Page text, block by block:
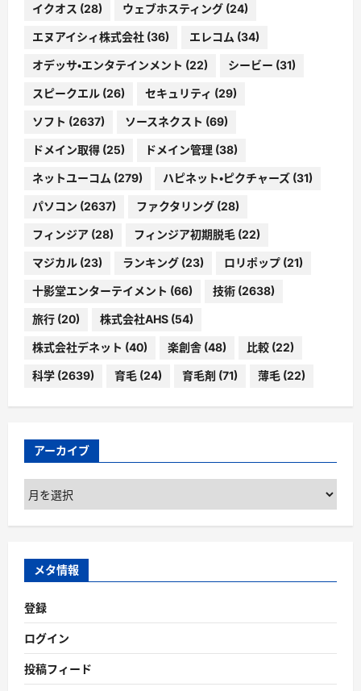
イクオス (28) ウェブホスティング (24)
エヌアイシィ株式会社 (36) エレコム (34)
オデッサ・エンタテインメント (22) シービー (31)
スピークエル (26) セキュリティ (29)
ソフト (2637) ソースネクスト (69)
ドメイン取得 (25) ドメイン管理 (38)
ネットユーコム (279) ハピネット・ピクチャーズ (31)
パソコン (2637) ファクタリング (28)
フィンジア (28) フィンジア初期脱毛 (22)
マジカル (23) ランキング (23) ロリポップ (21)
十影堂エンターテイメント (66) 技術 (2638)
旅行 (20) 株式会社AHS (54)
株式会社デネット (40) 楽創舎 (48) 比較 (22)
科学 (2639) 育毛 (24) 育毛剤 (71) 薄毛 (22)
アーカイブ
ア
ー
カ
ブ
メタ情報
登録
ログイン
投稿フィード